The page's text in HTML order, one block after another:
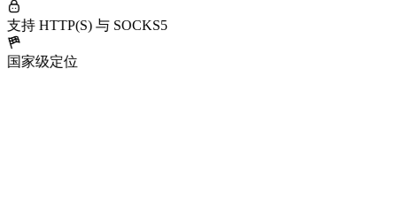
支持 HTTP(S) 与 SOCKS5
国家级定位